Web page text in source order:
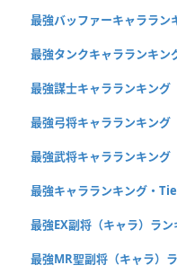
最強バッファーキャララン
最強タンクキャラランキン
最強謀士キャラランキング
最強弓将キャラランキング
最強武将キャラランキング
最強キャラランキング・
最強EX副将（キャラ）ラン
最強MR聖副将（キャラ）